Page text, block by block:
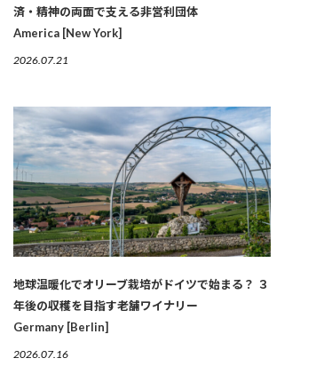
済・精神の両面で支える非営利団体
America [New York]
2026.07.21
地球温暖化でオリーブ栽培がドイツで始まる？ ３
年後の収穫を目指す老舗ワイナリー
Germany [Berlin]
2026.07.16